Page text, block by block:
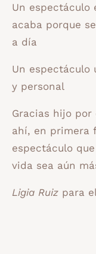
Un espectáculo
acaba porque
a día
Un espectáculo
y personal
Gracias hijo
ahí, en primera
espectáculo
vida sea aún
Ligia Ruiz para